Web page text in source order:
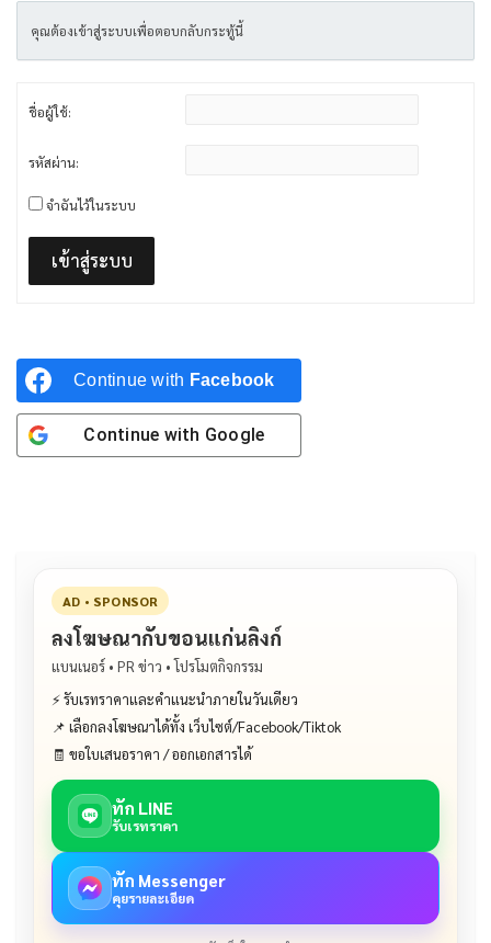
คุณต้องเข้าสู่ระบบเพื่อตอบกลับกระทู้นี้
ชื่อผู้ใช้:
รหัสผ่าน:
จำฉันไว้ในระบบ
เข้าสู่ระบบ
Continue with Facebook
Continue with Google
AD • SPONSOR
ลงโฆษณากับขอนแก่นลิงก์
แบนเนอร์ • PR ข่าว • โปรโมตกิจกรรม
⚡ รับเรทราคาและคำแนะนำภายในวันเดียว
📌 เลือกลงโฆษณาได้ทั้ง เว็บไซต์/Facebook/Tiktok
🧾 ขอใบเสนอราคา / ออกเอกสารได้
ทัก LINE
รับเรทราคา
ทัก Messenger
คุยรายละเอียด